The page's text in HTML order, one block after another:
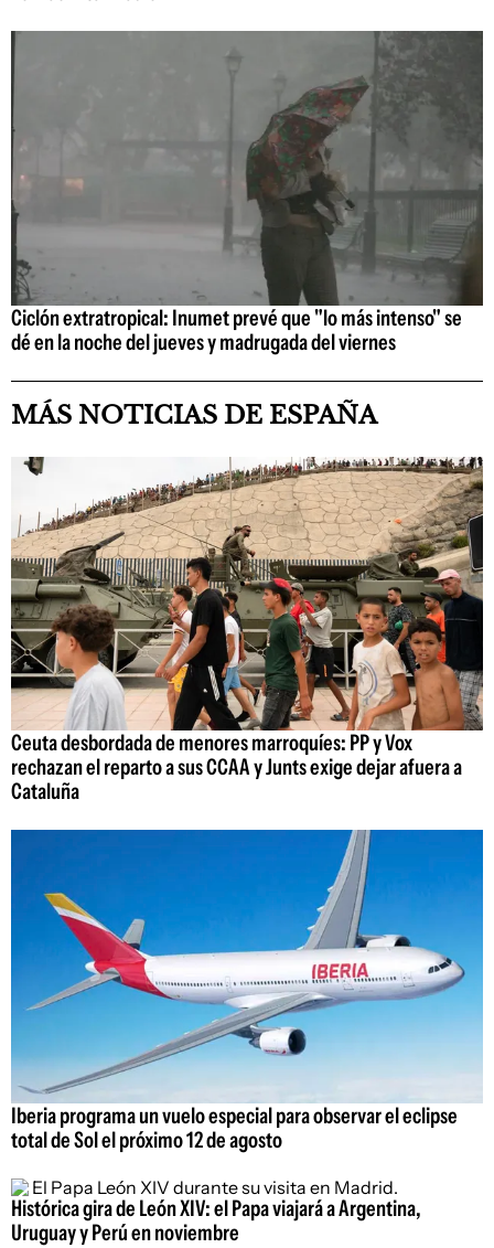
Ciclón extratropical: Inumet prevé que "lo más intenso" se
dé en la noche del jueves y madrugada del viernes
MÁS NOTICIAS DE ESPAÑA
Ceuta desbordada de menores marroquíes: PP y Vox
rechazan el reparto a sus CCAA y Junts exige dejar afuera a
Cataluña
Iberia programa un vuelo especial para observar el eclipse
total de Sol el próximo 12 de agosto
Histórica gira de León XIV: el Papa viajará a Argentina,
Uruguay y Perú en noviembre